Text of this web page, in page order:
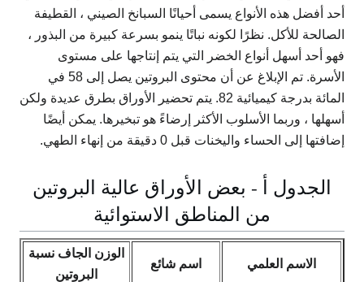
أحد أفضل هذه الأنواع يسمى أحيانًا السبانخ الصيني ، القطيفة
الصالحة للأكل. نظرًا لكونه نباتًا ينمو بسرعة كبيرة من البذور ،
فهو أحد أسهل أنواع الخضر التي يتم إنتاجها على مستوى
الأسرة. تم الإبلاغ عن أن محتوى البروتين يصل إلى 58 في
المائة بدرجة كيميائية 82. يتم تحضير الأوراق بطرق عديدة ولكن
أسهلها ، وربما الأسلوب الأكثر إرضاءً هو تبخيرها. يمكن أيضًا
إضافتها إلى الحساء واليخنات قبل 0 دقيقة من إنهاء الطهي.
الجدول أ - بعض الأوراق عالية البروتين
من المناطق الاستوائية
الاسم العلمي اسم شائع
الوزن الجاف نسبة
البروتين